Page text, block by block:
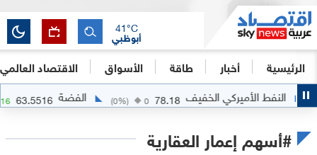
الرئيسية أخبار طاقة الأسواق الاقتصاد العالمي
أبوظبي
41°C
النفط الأميركي الخفيف 78.18
0
(0 %) الفضة 63.5516
#أسهم إعمار العقارية